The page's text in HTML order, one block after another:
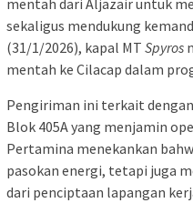
sekaligus mendukung
(31/1/2026), kapal MT Spyros
mentah ke Cilacap dalam
Pengiriman ini terkait
Blok 405A yang menjamin
Pertamina menekankan
pasokan energi, tetapi juga
dari penciptaan lapangan